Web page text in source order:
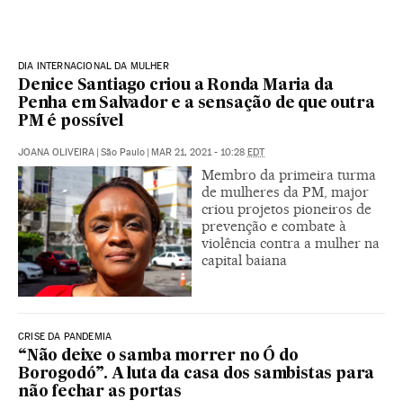
DIA INTERNACIONAL DA MULHER
Denice Santiago criou a Ronda Maria da
Penha em Salvador e a sensação de que outra
PM é possível
JOANA OLIVEIRA | São Paulo | MAR 21, 2021 - 10:28 EDT
Membro da primeira turma
de mulheres da PM, major
criou projetos pioneiros de
prevenção e combate à
violência contra a mulher na
capital baiana
CRISE DA PANDEMIA
“Não deixe o samba morrer no Ó do
Borogodó”. A luta da casa dos sambistas para
não fechar as portas